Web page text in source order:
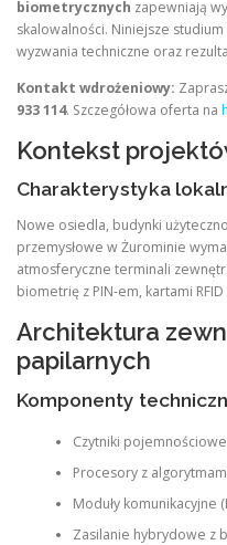
biometrycznych zapewniają
skalowalności. Niniejsze
wyzwania techniczne oraz
Kontakt wdrożeniowy:
933 114. Szczegółowa oferta na
Kontekst
Charakterystyka
Nowe osiedla, budynki
przemysłowe w Żurominie
atmosferyczne terminali
biometrię z PIN-em, kartami
Architektura
papilarnych
Komponenty
Czytniki
Procesory z
Moduły komunikacyjne
Zasilanie hybrydowe z